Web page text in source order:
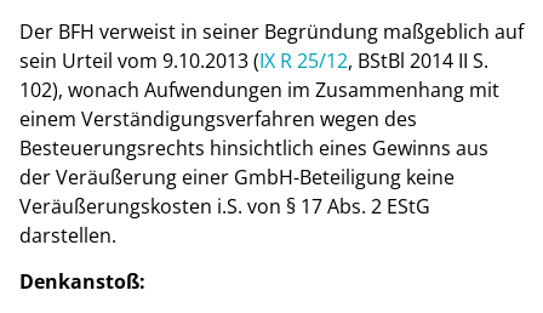
Der BFH verweist in seiner Begründung maßgeblich auf
sein Urteil vom 9.10.2013 (IX R 25/12, BStBl 2014 II S.
102), wonach Aufwendungen im Zusammenhang mit
einem Verständigungsverfahren wegen des
Besteuerungsrechts hinsichtlich eines Gewinns aus
der Veräußerung einer GmbH-Beteiligung keine
Veräußerungskosten i.S. von § 17 Abs. 2 EStG
darstellen.
Denkanstoß: